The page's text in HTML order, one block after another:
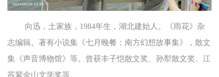
向迅，土家族，1984年生，湖北建始人。《雨花》杂
志编辑。著有小说集《七月晚餐：南方幻想故事集》，散文
集《声音博物馆》等。曾获丰子恺散文奖、孙犁散文奖、江
苏紫金山文学奖等。